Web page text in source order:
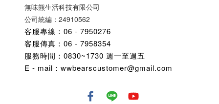
無味熊生活科技有限公司
公司統編：24910562
客服專線：06 - 7950276
客服傳真：06 - 7958354
服務時間：0830~1730 週一至週五
E - mail：wwbearscustomer@gmail.com